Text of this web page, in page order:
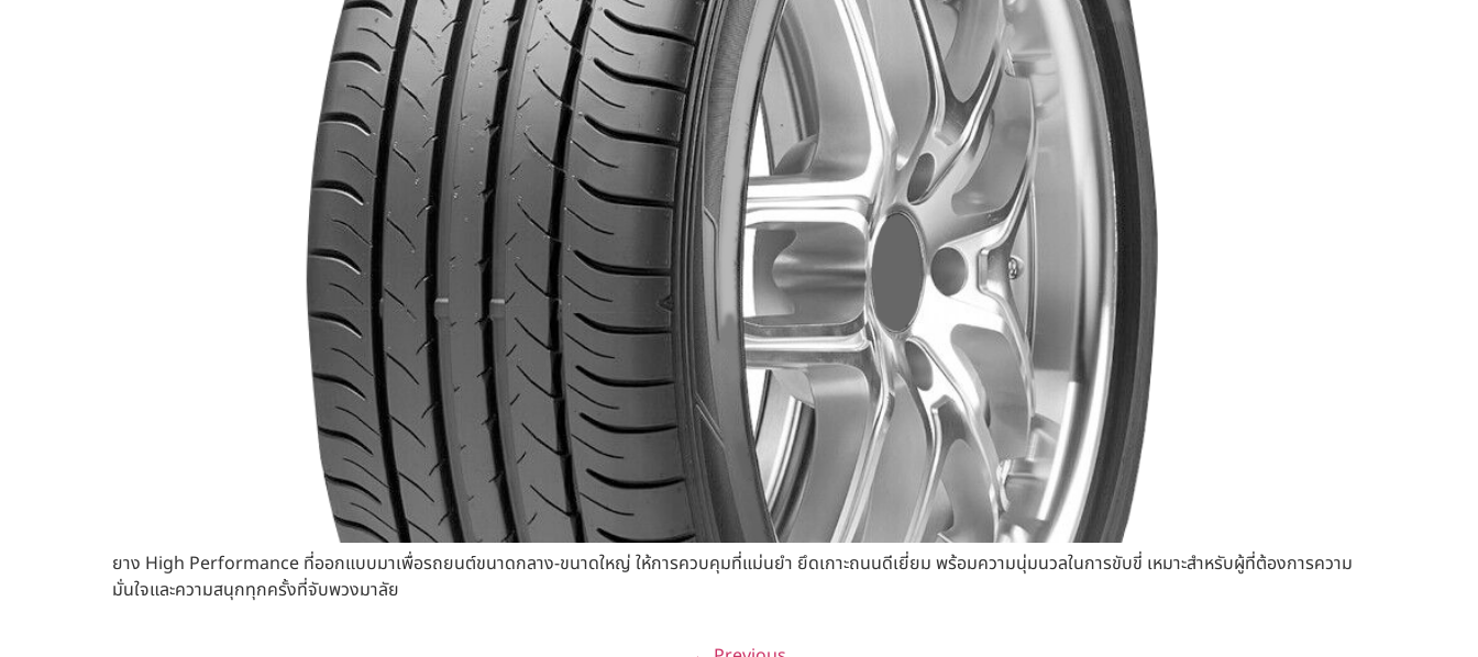
ยาง High Performance ที่ออกแบบมาเพื่อรถยนต์ขนาดกลาง-ขนาดใหญ่ ให้การควบคุมที่แม่นยำ ยึดเกาะถนนดีเยี่ยม พร้อมความนุ่มนวลในการขับขี่ เหมาะสำหรับผู้ที่ต้องการความ
มั่นใจและความสนุกทุกครั้งที่จับพวงมาลัย